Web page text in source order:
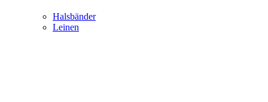
Halsbänder
Leinen